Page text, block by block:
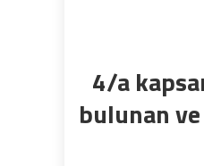
4/a
bulunan